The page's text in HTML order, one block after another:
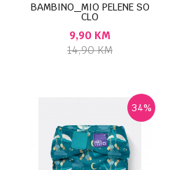
BAMBINO_MIO PELENE SO
CLO
9,90 KM
14,90KM
34%